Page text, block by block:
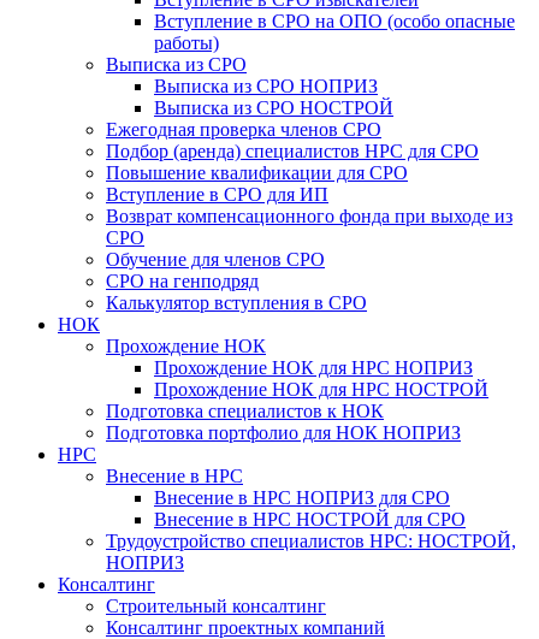
Вступление в СРО на ОПО (особо опасные
работы)
Выписка из СРО
Выписка из СРО НОПРИЗ
Выписка из СРО НОСТРОЙ
Ежегодная проверка членов СРО
Подбор (аренда) специалистов НРС для СРО
Повышение квалификации для СРО
Вступление в СРО для ИП
Возврат компенсационного фонда при выходе из
СРО
Обучение для членов СРО
СРО на генподряд
Калькулятор вступления в СРО
НОК
Прохождение НОК
Прохождение НОК для НРС НОПРИЗ
Прохождение НОК для НРС НОСТРОЙ
Подготовка специалистов к НОК
Подготовка портфолио для НОК НОПРИЗ
НРС
Внесение в НРС
Внесение в НРС НОПРИЗ для СРО
Внесение в НРС НОСТРОЙ для СРО
Трудоустройство специалистов НРС: НОСТРОЙ,
НОПРИЗ
Консалтинг
Строительный консалтинг
Консалтинг проектных компаний